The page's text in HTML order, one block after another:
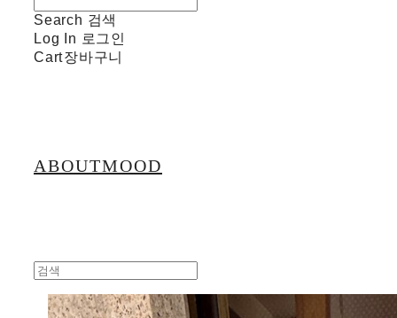
Search 검색
Log In 로그인
Cart장바구니
ABOUTMOOD